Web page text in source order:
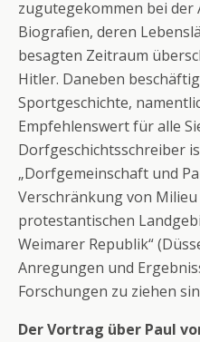
zugutegekommen bei der
Biografien, deren
besagten Zeitraum
Hitler. Daneben
Sportgeschichte,
Empfehlenswert für alle
Dorfgeschichtsschreiber
„Dorfgemeinschaft und
Verschränkung von
protestantischen
Weimarer Republik“
Anregungen und
Forschungen zu ziehen
Der Vortrag über Paul